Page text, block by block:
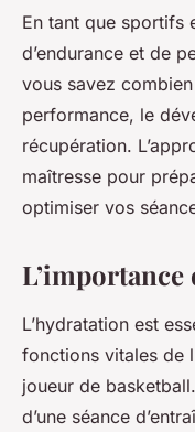
Quelle
pour un
séance
intense?
En tant que sportifs
d’endurance et de
vous savez
performance, le
récupération.
maîtresse pour
optimiser vos
L’importance
L’hydratation est
fonctions vitales de
joueur de
d’une séance